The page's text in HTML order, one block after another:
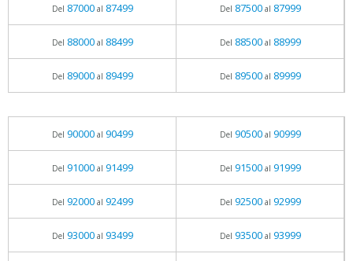
Del 87000al 87499 Del 87500al 87999
Del 88000al 88499 Del 88500al 88999
Del 89000al 89499 Del 89500al 89999
Del 90000al 90499 Del 90500al 90999
Del 91000al 91499 Del 91500al 91999
Del 92000al 92499 Del 92500al 92999
Del 93000al 93499 Del 93500al 93999